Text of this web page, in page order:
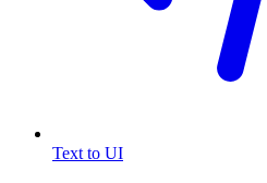
Text to UI